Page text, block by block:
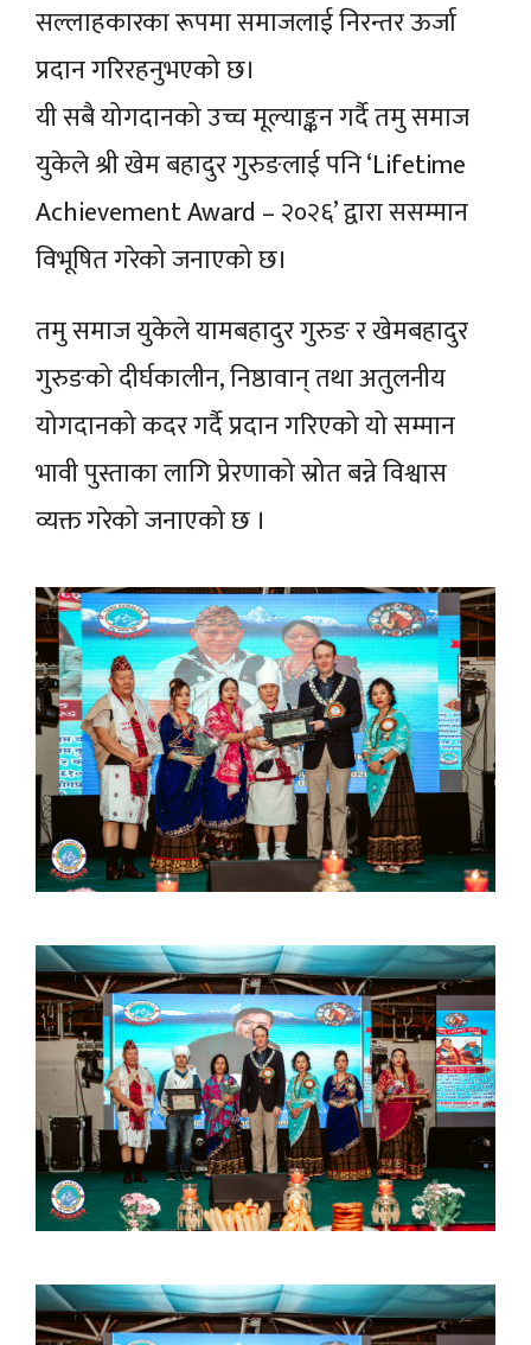
सल्लाहकारका रूपमा समाजलाई निरन्तर ऊर्जा
प्रदान गरिरहनुभएको छ।
यी सबै योगदानको उच्च मूल्याङ्कन गर्दै तमु समाज
युकेले श्री खेम बहादुर गुरुङलाई पनि ‘Lifetime
Achievement Award – २०२६’ द्वारा ससम्मान
विभूषित गरेको जनाएको छ।
तमु समाज युकेले यामबहादुर गुरुङ र खेमबहादुर
गुरुङको दीर्घकालीन, निष्ठावान् तथा अतुलनीय
योगदानको कदर गर्दै प्रदान गरिएको यो सम्मान
भावी पुस्ताका लागि प्रेरणाको स्रोत बन्ने विश्वास
व्यक्त गरेको जनाएको छ ।